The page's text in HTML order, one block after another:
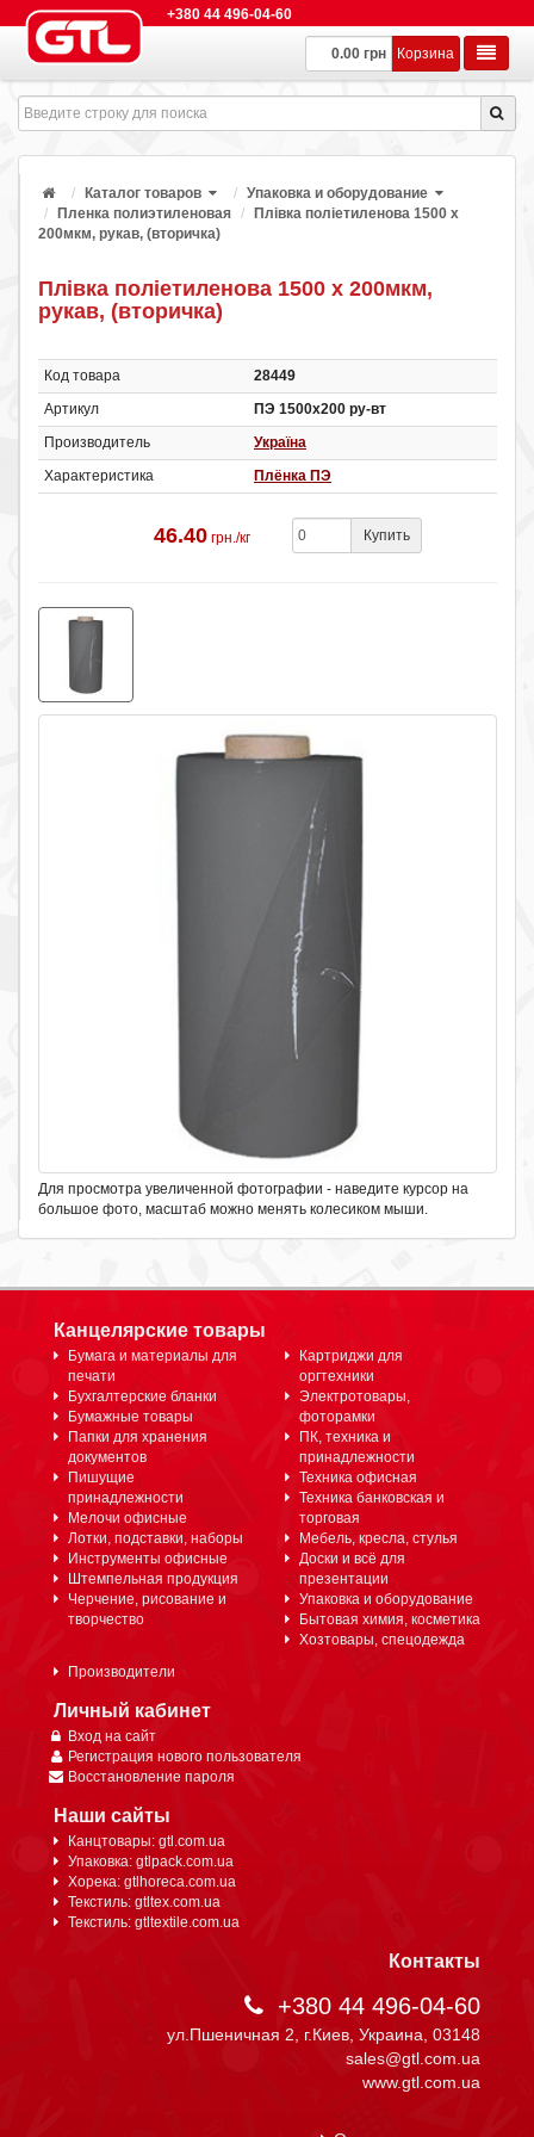
+380 44 496-04-60
0.00 грн Корзина
Каталог товаров
Упаковка и оборудование
Пленка полиэтиленовая
Плівка поліетиленова 1500 х
200мкм, рукав, (вторичка)
Плівка поліетиленова 1500 х 200мкм,
рукав, (вторичка)
Код товара
28449
Артикул
ПЭ 1500х200 ру-вт
Производитель
Україна
Характеристика
Плёнка ПЭ
46.40 грн./кг Купить
Для просмотра увеличенной фотографии - наведите курсор на
большое фото, масштаб можно менять колесиком мыши.
Канцелярские товары
Бумага и материалы для
печати
Бухгалтерские бланки
Бумажные товары
Папки для хранения
документов
Пишущие
принадлежности
Мелочи офисные
Лотки, подставки, наборы
Инструменты офисные
Штемпельная продукция
Черчение, рисование и
творчество
Картриджи для
оргтехники
Электротовары,
фоторамки
ПК, техника и
принадлежности
Техника офисная
Техника банковская и
торговая
Мебель, кресла, стулья
Доски и всё для
презентации
Упаковка и оборудование
Бытовая химия, косметика
Хозтовары, спецодежда
Производители
Личный кабинет
Вход на сайт
Регистрация нового пользователя
Восстановление пароля
Наши сайты
Канцтовары: gtl.com.ua
Упаковка: gtlpack.com.ua
Хорека: gtlhoreca.com.ua
Текстиль: gtltex.com.ua
Текстиль: gtltextile.com.ua
Контакты
+380 44 496-04-60
ул.Пшеничная 2, г.Киев, Украина, 03148
sales@gtl.com.ua
www.gtl.com.ua